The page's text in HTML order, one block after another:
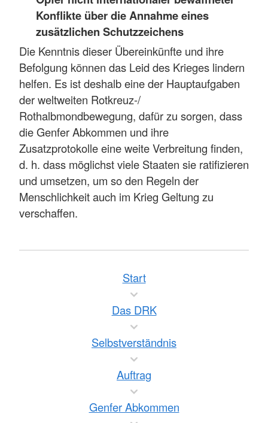
Konflikte über die Annahme eines
zusätzlichen Schutzzeichens
Die Kenntnis dieser Übereinkünfte und ihre
Befolgung können das Leid des Krieges lindern
helfen. Es ist deshalb eine der Hauptaufgaben
der weltweiten Rotkreuz-/
Rothalbmondbewegung, dafür zu sorgen, dass
die Genfer Abkommen und ihre
Zusatzprotokolle eine weite Verbreitung finden,
d. h. dass möglichst viele Staaten sie ratifizieren
und umsetzen, um so den Regeln der
Menschlichkeit auch im Krieg Geltung zu
verschaffen.
Start
Das DRK
Selbstverständnis
Auftrag
Genfer Abkommen